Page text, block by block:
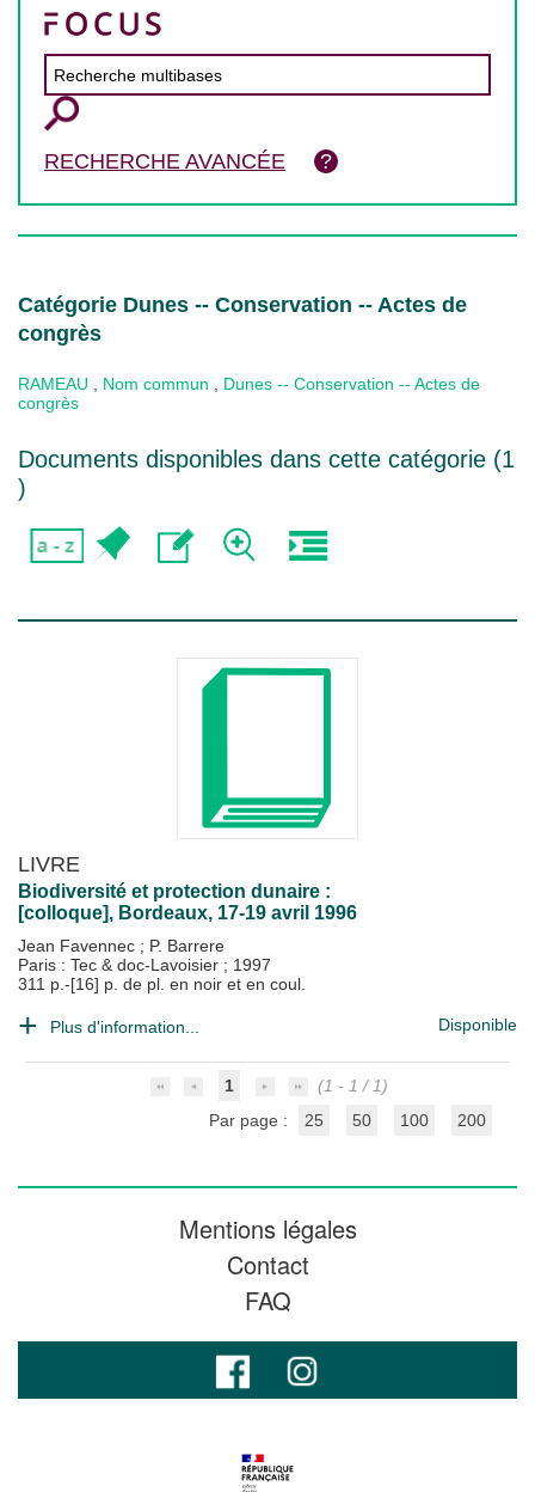
RECHERCHE AVANCÉE
Catégorie Dunes -- Conservation -- Actes de
congrès
RAMEAU Nom commun
Dunes -- Conservation -- Actes de
congrès
Documents disponibles dans cette catégorie (1
)
LIVRE
Biodiversité et protection dunaire :
[colloque], Bordeaux, 17-19 avril 1996
Jean Favennec ; P. Barrere
Paris : Tec & doc-Lavoisier ; 1997
311 p.-[16] p. de pl. en noir et en coul.
Plus d'information... Disponible
1
(1 - 1 / 1)
Par page :
25 50 100 200
Mentions légales
Contact
FAQ